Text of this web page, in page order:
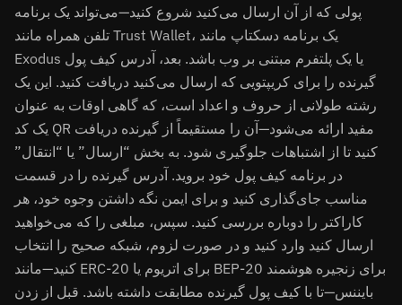
پولی که از آن ارسال می‌کنید شروع کنید—می‌تواند یک برنامه
تلفن همراه مانند Trust Wallet، یک برنامه دسکتاپ مانند
Exodus یا یک پلتفرم مبتنی بر وب باشد. بعد، آدرس کیف پول
گیرنده را برای کریپتویی که ارسال می‌کنید دریافت کنید. این یک
رشته طولانی از حروف و اعداد است، که گاهی اوقات به عنوان
یک کد QR مفید ارائه می‌شود—آن را مستقیماً از گیرنده دریافت
کنید تا از اشتباهات جلوگیری شود. به بخش “ارسال” یا “انتقال”
در برنامه کیف پول خود بروید. آدرس گیرنده را در قسمت
مناسب جای‌گذاری کنید و برای ایمن نگه داشتن وجوه خود، هر
کاراکتر را دوباره بررسی کنید. سپس، مبلغی را که می‌خواهید
ارسال کنید وارد کنید و در صورت لزوم، شبکه صحیح را انتخاب
کنید—مانند ERC-20 برای اتریوم یا BEP-20 برای زنجیره هوشمند
بایننس—تا با کیف پول گیرنده مطابقت داشته باشد. قبل از زدن